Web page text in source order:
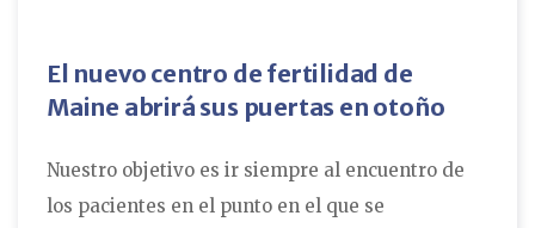
El nuevo centro de fertilidad de
Maine abrirá sus puertas en otoño
Nuestro objetivo es ir siempre al encuentro de
los pacientes en el punto en el que se